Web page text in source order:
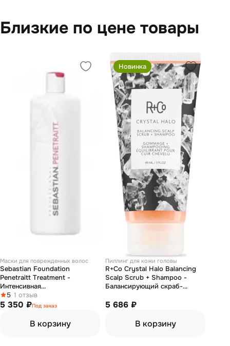
Близкие по цене товары
Маски для поврежденных волос
Sebastian Foundation
Penetraitt Treatment -
Интенсивная
восстанавливающая маска с
протеинами 500 мл
5 1 отзыв
5 350 ₽Под заказ
В корзину
Новинка
Пиллинг для кожи головы
R+Co Crystal Halo Balancing
Scalp Scrub + Shampoo -
Балансирующий скраб-
"кристалл" 89 мл
5 686 ₽
В корзину